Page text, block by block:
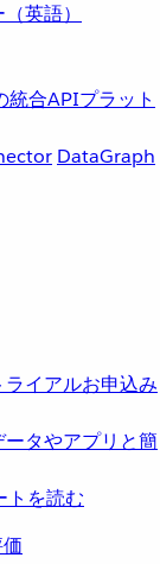
英語）
統合APIプラット
DataGraph
イアルお申込み
ータやアプリと簡